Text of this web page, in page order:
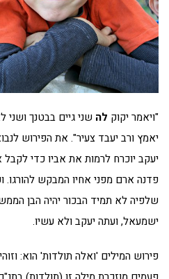
"ויאמר יקוק לה שני גיים בבטנך
יאמץ ורב יעבד צעיר". את הפירוש
יעקב יוכרח לרמות את אביו כדי
פדנה ארם מפני אחיו המבקש
שלפיה לא תמיד הבכור יהיה הבן
ישמעאל, ועתה יעקב ולא עשיו.
פירוש המילים 'ואלה תולדות' הוא: